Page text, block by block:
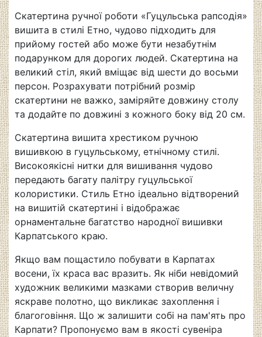
Скатертина ручної роботи «Гуцульська рапсодія»
вишита в стилі Етно, чудово підходить для
прийому гостей або може бути незабутнім
подарунком для дорогих людей. Скатертина на
великий стіл, який вміщає від шести до восьми
персон. Розрахувати потрібний розмір
скатертини не важко, заміряйте довжину столу
та додайте по довжині з кожного боку від 20 см.
Скатертина вишита хрестиком ручною
вишивкою в гуцульському, етнічному стилі.
Високоякісні нитки для вишивання чудово
передають багату палітру гуцульської
колористики. Стиль Етно ідеально відтворений
на вишитій скатертині і відображає
орнаментальне багатство народної вишивки
Карпатського краю.
Якщо вам пощастило побувати в Карпатах
восени, їх краса вас вразить. Як ніби невідомий
художник великими мазками створив величну
яскраве полотно, що викликає захоплення і
благоговіння. Що ж залишити собі на пам'ять про
Карпати? Пропонуємо вам в якості сувеніра